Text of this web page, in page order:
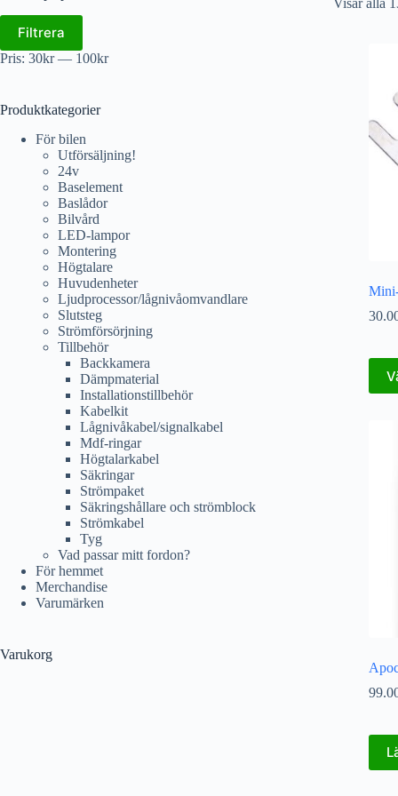
Visar alla
Filtrera
Pris: 30kr— 100kr
Produktkategorier
För bilen
Utförsäljning!
24v
Baselement
Baslådor
Bilvård
LED-lampor
Montering
Högtalare
Huvudenheter
Ljudprocessor/lågnivåomvandlare
Slutsteg
Strömförsörjning
Tillbehör
Backkamera
Dämpmaterial
Installationstillbehör
Kabelkit
Lågnivåkabel/signalkabel
Mdf-ringar
Högtalarkabel
Säkringar
Strömpaket
Säkringshållare och strömblock
Strömkabel
Tyg
Vad passar mitt fordon?
För hemmet
Merchandise
Varumärken
Varukorg